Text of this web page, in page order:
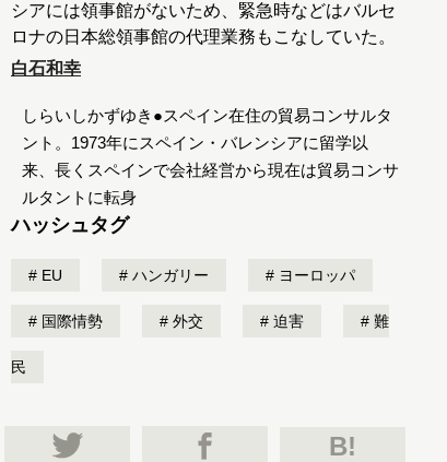
シアには領事館がないため、緊急時などはバルセ
ロナの日本総領事館の代理業務もこなしていた。
白石和幸
しらいしかずゆき●スペイン在住の貿易コンサルタ
ント。1973年にスペイン・バレンシアに留学以
来、長くスペインで会社経営から現在は貿易コンサ
ルタントに転身
ハッシュタグ
EU ハンガリー ヨーロッパ
国際情勢 外交 迫害 難
民
B!